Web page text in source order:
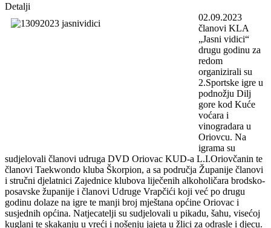
Detalji
02.09.2023
članovi KLA
„Jasni vidici“
drugu godinu za
redom
organizirali su
2.Sportske igre u
podnožju Dilj
gore kod Kuće
voćara i
vinogradara u
Oriovcu. Na
igrama su
sudjelovali članovi udruga DVD Oriovac KUD-a L.I.Oriovčanin te
članovi Taekwondo kluba Škorpion, a sa područja Županije članovi
i stručni djelatnici Zajednice klubova liječenih alkoholičara brodsko-
posavske županije i članovi Udruge Vrapčići koji već po drugu
godinu dolaze na igre te manji broj mještana općine Oriovac i
susjednih općina. Natjecatelji su sudjelovali u pikadu, šahu, visećoj
kuglani te skakanju u vreći i nošenju jajeta u žlici za odrasle i djecu.